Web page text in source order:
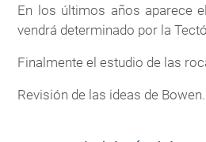
En los últimos años aparece
vendrá determinado por la
Finalmente el estudio de las
Revisión de las ideas de Bowen.